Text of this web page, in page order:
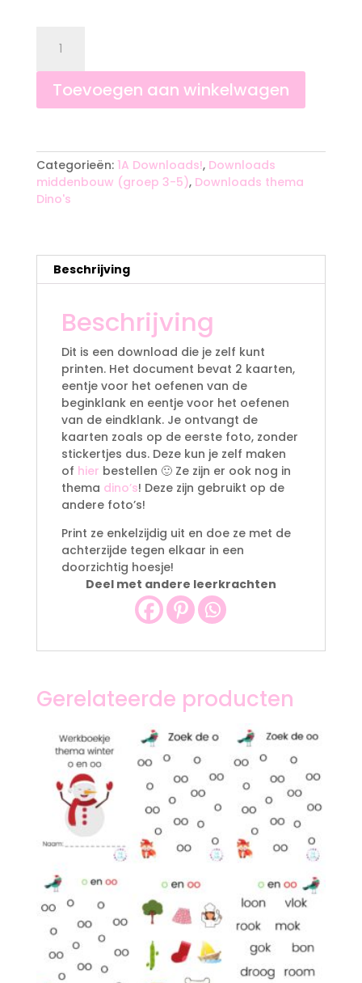
begin-
en
eindklank
Toevoegen aan winkelwagen
t
e
r
v
Categorieën: 1A Downloads!, Downloads
middenbouw (groep 3-5), Downloads thema
Dino's
Beschrijving
Beschrijving
Dit is een download die je zelf kunt
printen. Het document bevat 2 kaarten,
eentje voor het oefenen van de
beginklank en eentje voor het oefenen
van de eindklank. Je ontvangt de
kaarten zoals op de eerste foto, zonder
stickertjes dus. Deze kun je zelf maken
of hier bestellen 🙂 Ze zijn er ook nog in
thema dino’s! Deze zijn gebruikt op de
andere foto’s!
Print ze enkelzijdig uit en doe ze met de
achterzijde tegen elkaar in een
doorzichtig hoesje!
Deel met andere leerkrachten
Gerelateerde producten